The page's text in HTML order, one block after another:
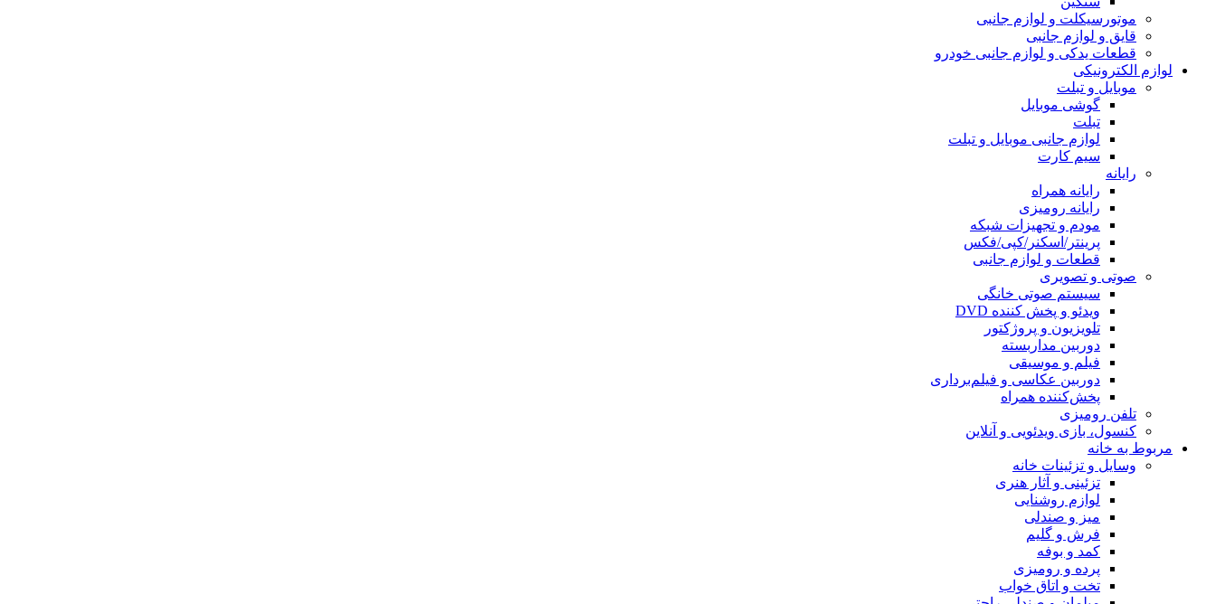
موتورسیکلت و لوازم جانبی
قایق و لوازم جانبی
قطعات یدکی و لوازم جانبی خودرو
لوازم الکترونیکی
موبایل و تبلت
گوشی موبایل
تبلت
لوازم جانبی موبایل و تبلت
سیم کارت
رایانه
رایانه همراه
رایانه رومیزی
مودم و تجهیزات شبکه
پرینتر/اسکنر/کپی/فکس
قطعات و لوازم جانبی
صوتی و تصویری
سیستم صوتی خانگی
ویدئو و پخش کننده DVD
تلویزیون و پروژکتور
دوربین مداربسته
فیلم و موسیقی
دوربین عکاسی و فیلم‌برداری
پخش‌کننده همراه
تلفن رومیزی
کنسول، بازی‌ ویدئویی و آنلاین
مربوط به خانه
وسایل و تزئینات خانه
تزئینی و آثار هنری
لوازم روشنایی
میز و صندلی
فرش و گلیم
کمد و بوفه
پرده و رومیزی
تخت و اتاق خواب